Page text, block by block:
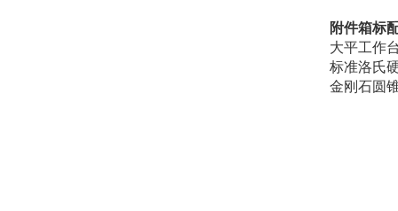
附件箱标
大平工作
标准洛氏
金刚石圆